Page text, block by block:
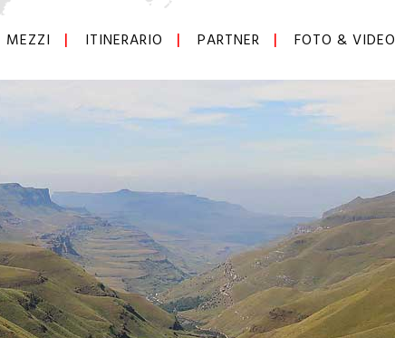
MEZZI ITINERARIO PARTNER FOTO & VIDEO